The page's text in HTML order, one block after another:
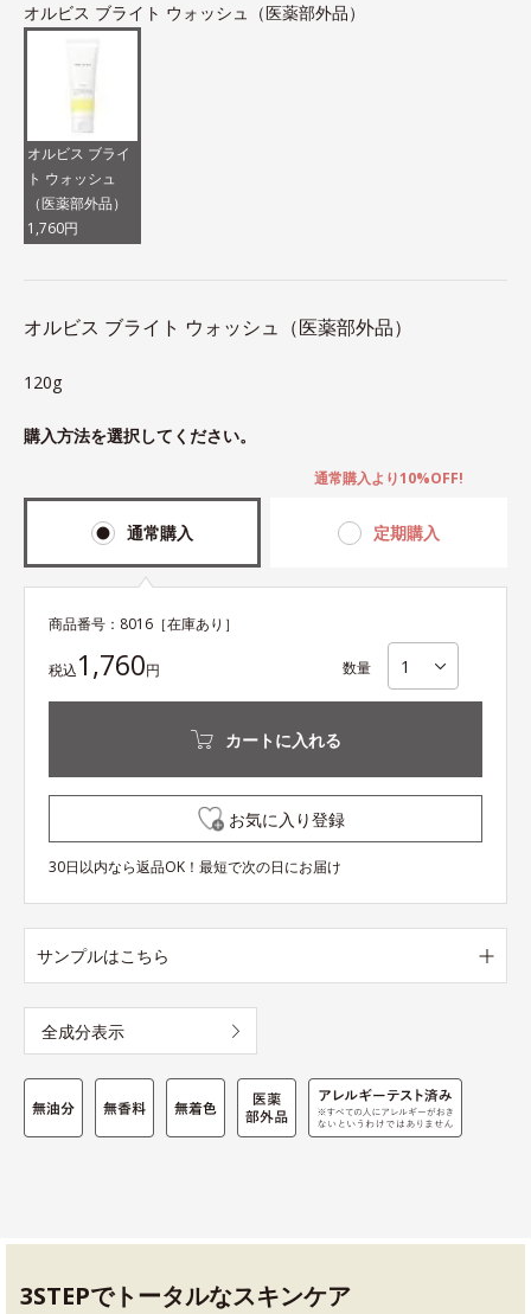
オルビス ブライト ウォッシュ（医薬部外品）
オルビス ブライ
ト ウォッシュ
（医薬部外品）
1,760円
オルビス ブライト ウォッシュ（医薬部外品）
120g
購入方法を選択してください。
通常購入 定期購入
通常購入より10%OFF!
商品番号： 8016 ［在庫あり］
税込1,760円 数量
カートに入れる
お気に入り登録
30日以内なら返品OK！最短で次の日にお届け
サンプルはこちら
全成分表示
3STEPでトータルなスキンケア